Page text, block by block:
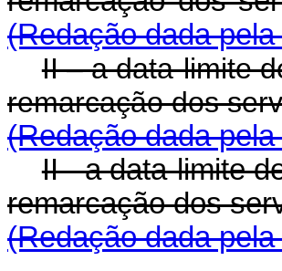
(Redação dada
II – a data-limite
remarcação dos
(Redação dada
II - a data-limite
remarcação dos
(Redação dada